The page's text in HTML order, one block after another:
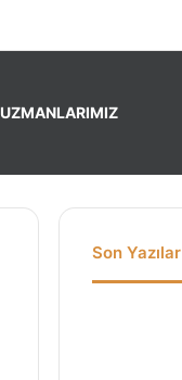
UZMANLARIMIZ
Son Yazılar